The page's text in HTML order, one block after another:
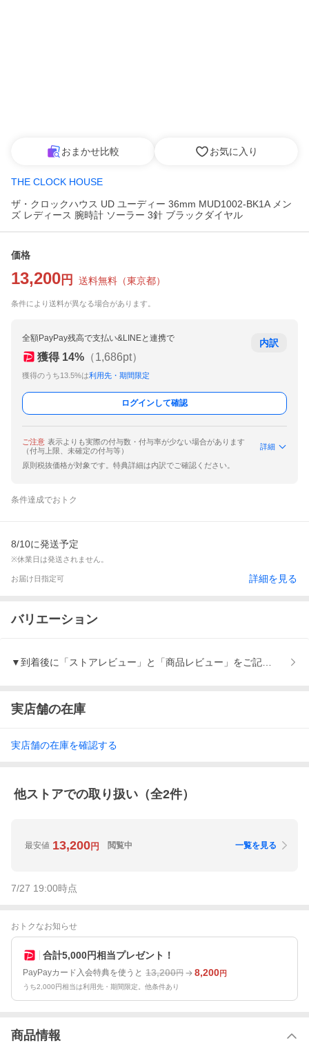
おまかせ比較 お気に入り
THE CLOCK HOUSE
ザ・クロックハウス UD ユーディー 36mm MUD1002-BK1A メン
ズ レディース 腕時計 ソーラー 3針 ブラックダイヤル
価格
13,200 円 送料無料 （東京都）
条件により送料が異なる場合があります。
全額PayPay残高で支払い&LINEと連携で
獲得 14% （1,686pt）
獲得のうち13.5%は利用先・期間限定
内訳
ログインして確認
ご注意 表示よりも実際の付与数・付与率が少ない場合があります
（付与上限、未確定の付与等）
詳細
原則税抜価格が対象です。特典詳細は内訳でご確認ください。
条件達成でおトク
8/10に発送予定
※休業日は発送されません。
お届け日指定可 詳細を見る
バリエーション
▼到着後に「ストアレビュー」と「商品レビュー」をご記入で
実店舗の在庫
実店舗の在庫を確認する
他ストアでの取り扱い（全2件）
最安値 13,200円 閲覧中 一覧を見る
7/27 19:00時点
おトクなお知らせ
合計5,000円相当プレゼント！
PayPayカード入会特典を使うと 13,200円 8,200円
うち2,000円相当は利用先・期間限定。他条件あり
商品情報